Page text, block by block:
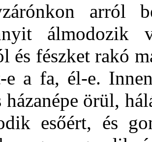
arról
álmodozik
és fészket rakó
e a fa, él-e.
házanépe örül,
esőért, és